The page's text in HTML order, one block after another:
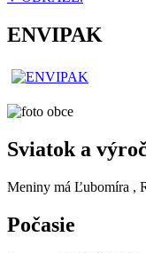
ENVIPAK
Sviatok a
Meniny má Ľubomíra ,
Počasie